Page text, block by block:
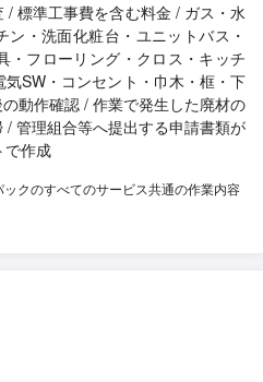
/ 標準工事費を含む料金 / ガス・水
・洗面化粧台・ユニットバス・
・フローリング・クロス・キッチ
SW・コンセント・巾木・框・下
動作確認 / 作業で発生した廃材の
管理組合等へ提出する申請書類が
で作成
クのすべてのサービス共通の作業内容